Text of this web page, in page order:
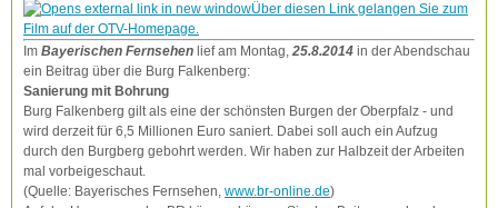
Über diesen Link gelangen Sie zum
Film auf der OTV-Homepage.
Im Bayerischen Fernsehen lief am Montag, 25.8.2014 in der Abendschau
ein Beitrag über die Burg Falkenberg:
Sanierung mit Bohrung
Burg Falkenberg gilt als eine der schönsten Burgen der Oberpfalz - und
wird derzeit für 6,5 Millionen Euro saniert. Dabei soll auch ein Aufzug
durch den Burgberg gebohrt werden. Wir haben zur Halbzeit der Arbeiten
mal vorbeigeschaut.
(Quelle: Bayerisches Fernsehen, www.br-online.de)